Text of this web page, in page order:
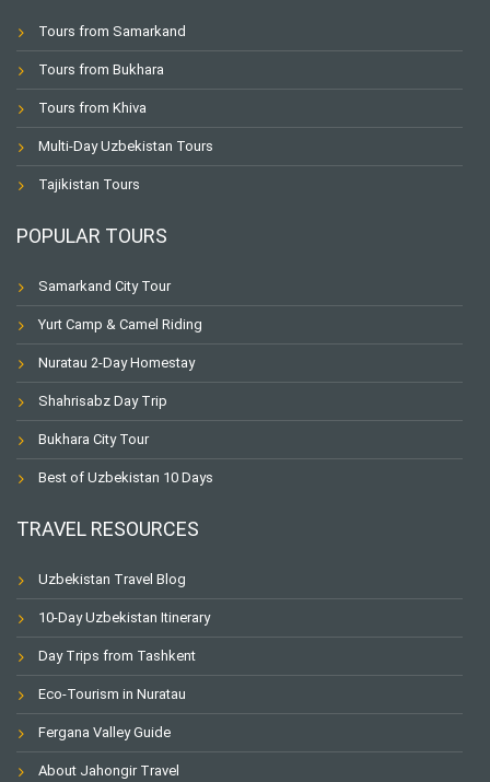
Tours from Samarkand
Tours from Bukhara
Tours from Khiva
Multi-Day Uzbekistan Tours
Tajikistan Tours
POPULAR TOURS
Samarkand City Tour
Yurt Camp & Camel Riding
Nuratau 2-Day Homestay
Shahrisabz Day Trip
Bukhara City Tour
Best of Uzbekistan 10 Days
TRAVEL RESOURCES
Uzbekistan Travel Blog
10-Day Uzbekistan Itinerary
Day Trips from Tashkent
Eco-Tourism in Nuratau
Fergana Valley Guide
About Jahongir Travel